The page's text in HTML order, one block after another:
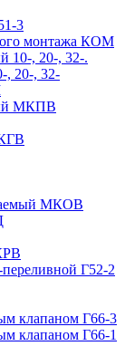
3
монтажа КОМ
10-, 20-, 32-.
, 20-, 32-
МКПВ
МКОВ
Г52-2
клапаном Г66-3
клапаном Г66-1